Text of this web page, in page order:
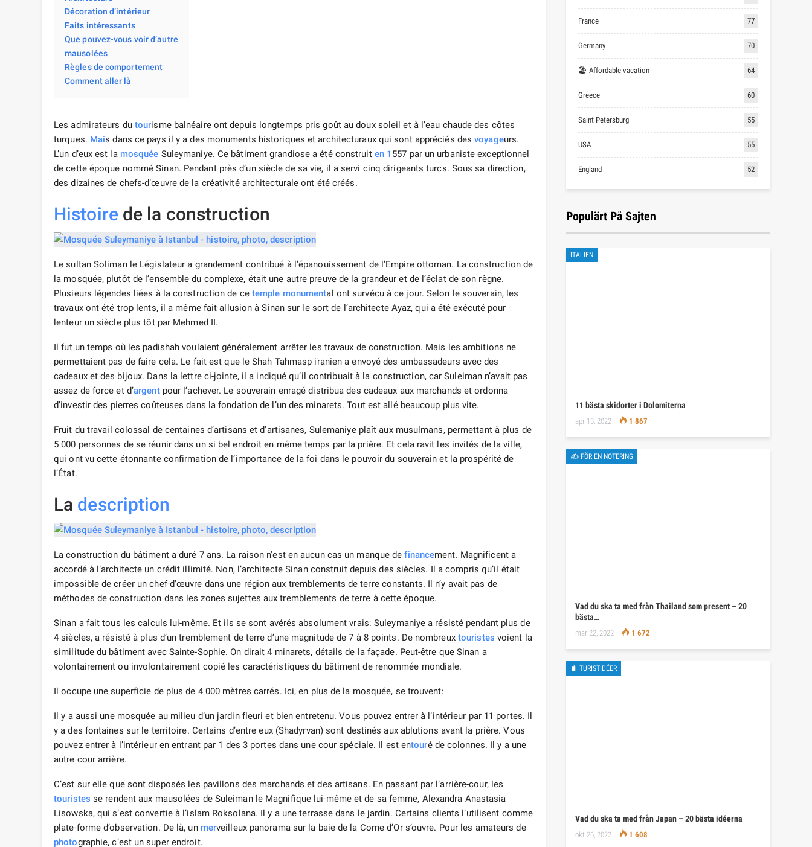
Décoration d’intérieur
Faits intéressants
Que pouvez-vous voir d’autre
mausolées
Règles de comportement
Comment aller là
Les admirateurs du tourisme balnéaire ont depuis longtemps pris goût au doux soleil et à l’eau chaude des côtes
turques. Mais dans ce pays il y a des monuments historiques et architecturaux qui sont appréciés desvoyageurs.
L’un d’eux est la mosquée Suleymaniye. Ce bâtiment grandiose a été construit en 1 557 par un urbaniste exceptionnel
de cette époque nommé Sinan. Pendant près d’un siècle de sa vie, il a servi cinq dirigeants turcs. Sous sa direction,
des dizaines de chefs-d’œuvre de la créativité architecturale ont été créés.
Histoirede la construction
Le sultan Soliman le Législateur a grandement contribué à l’épanouissement de l’Empire ottoman. La construction de
la mosquée, plutôt de l’ensemble du complexe, était une autre preuve de la grandeur et de l’éclat de son règne.
Plusieurs légendes liées à la construction de ce temple monumental ont survécu à ce jour. Selon le souverain, les
travaux ont été trop lents, il a même fait allusion à Sinan sur le sort de l’architecte Ayaz, qui a été exécuté pour
lenteur un siècle plus tôt par Mehmed II.
Il fut un temps où les padishah voulaient généralement arrêter les travaux de construction. Mais les ambitions ne
permettaient pas de faire cela. Le fait est que le Shah Tahmasp iranien a envoyé des ambassadeurs avec des
cadeaux et des bijoux. Dans la lettre ci-jointe, il a indiqué qu’il contribuait à la construction, car Suleiman n’avait pas
assez de force et d’argentpour l’achever. Le souverain enragé distribua des cadeaux aux marchands et ordonna
d’investir des pierres coûteuses dans la fondation de l’un des minarets. Tout est allé beaucoup plus vite.
Fruit du travail colossal de centaines d’artisans et d’artisanes, Sulemaniye plaît aux musulmans, permettant à plus de
5 000 personnes de se réunir dans un si bel endroit en même temps par la prière. Et cela ravit les invités de la ville,
qui ont vu cette étonnante confirmation de l’importance de la foi dans le pouvoir du souverain et la prospérité de
l’État.
La description
La construction du bâtiment a duré 7 ans. La raison n’est en aucun cas un manque definancement. Magnificent a
accordé à l’architecte un crédit illimité. Non, l’architecte Sinan construit depuis des siècles. Il a compris qu’il était
impossible de créer un chef-d’œuvre dans une région aux tremblements de terre constants. Il n’y avait pas de
méthodes de construction dans les zones sujettes aux tremblements de terre à cette époque.
Sinan a fait tous les calculs lui-même. Et ils se sont avérés absolument vrais: Suleymaniye a résisté pendant plus de
4 siècles, a résisté à plus d’un tremblement de terre d’une magnitude de 7 à 8 points. De nombreux touristes voient la
similitude du bâtiment avec Sainte-Sophie. On dirait 4 minarets, détails de la façade. Peut-être que Sinan a
volontairement ou involontairement copié les caractéristiques du bâtiment de renommée mondiale.
Il occupe une superficie de plus de 4 000 mètres carrés. Ici, en plus de la mosquée, se trouvent:
Il y a aussi une mosquée au milieu d’un jardin fleuri et bien entretenu. Vous pouvez entrer à l’intérieur par 11 portes. Il
y a des fontaines sur le territoire. Certains d’entre eux (Shadyrvan) sont destinés aux ablutions avant la prière. Vous
pouvez entrer à l’intérieur en entrant par 1 des 3 portes dans une cour spéciale. Il est entouré de colonnes. Il y a une
autre cour arrière.
C’est sur elle que sont disposés les pavillons des marchands et des artisans. En passant par l’arrière-cour, les
touristes se rendent aux mausolées de Suleiman le Magnifique lui-même et de sa femme, Alexandra Anastasia
Lisowska, qui s’est convertie à l’islam Roksolana. Il y a une terrasse dans le jardin. Certains clients l’utilisent comme
plate-forme d’observation. De là, un merveilleux panorama sur la baie de la Corne d’Or s’ouvre. Pour les amateurs de
photographie, c’est un super endroit.
France 77
Germany 70
🏖 Affordable vacation 64
Greece 60
Saint Petersburg 55
USA 55
England 52
Populärt På Sajten
ITALIEN
11 bästa skidorter i Dolomiterna
apr 13, 2022 1 867
✍ FÖR EN NOTERING
Vad du ska ta med från Thailand som present – 20
bästa…
mar 22, 2022 1 672
🧳 TURISTIDÉER
Vad du ska ta med från Japan – 20 bästa idéerna
okt 26, 2022 1 608